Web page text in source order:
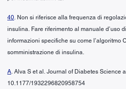
40. Non si riferisce alla frequenza di
insulina. Fare riferimento al manuale d’uso
informazioni specifiche su come l’algoritmo
somministrazione di insulina.
A. Alva S et al. Journal of Diabetes Science
10.1177/1932296820958754